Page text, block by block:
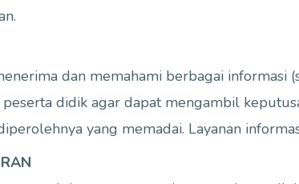
dan memahami berbagai
didik agar dapat mengambil
yang memadai. Layanan